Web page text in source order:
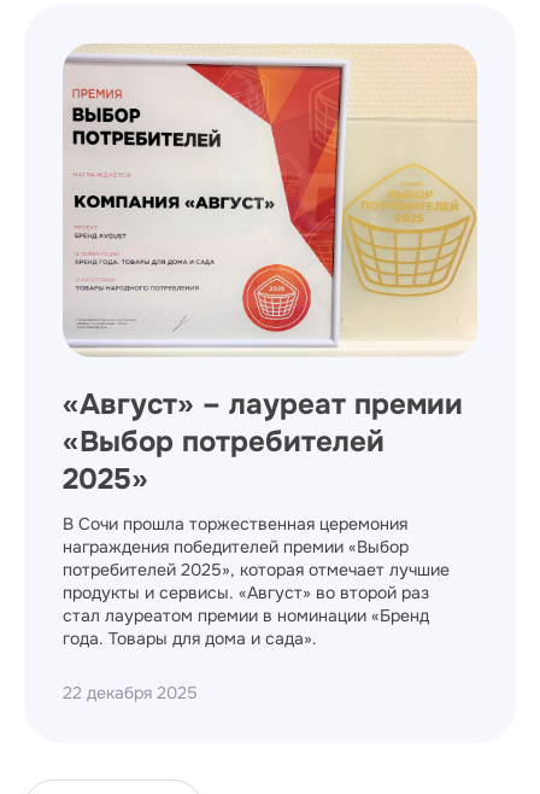
​«Август» – лауреат премии
«Выбор потребителей
2025»
В Сочи прошла торжественная церемония
награждения победителей премии «Выбор
потребителей 2025», которая отмечает лучшие
продукты и сервисы. «Август» во второй раз
стал лауреатом премии в номинации «Бренд
года. Товары для дома и сада».
22 декабря 2025